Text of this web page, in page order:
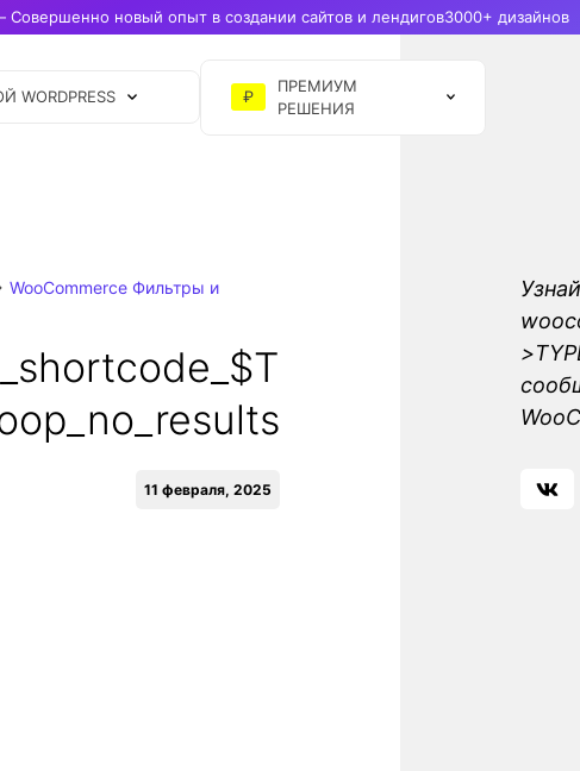
Совершенно новый опыт в создании сайтов и лендигов3000+ дизайнов
WORDPRESS ₽
ПРЕМИУМ
РЕШЕНИЯ
WooCommerce Фильтры и
11 февраля, 2025